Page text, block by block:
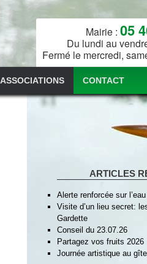
Mairie : 05
Du lundi au
Fermé le mercredi,
ASSOCIATIONS CONTACT
ARTICLES
Alerte renforcée sur
Visite d’un lieu secret:
Gardette
Conseil du 23.07.26
Partagez vos fruits 2026
Journée artistique au